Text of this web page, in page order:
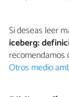
Si deseas leer
iceberg:
recomendamos
Otros medio